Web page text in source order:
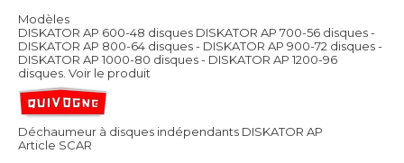
Modèles
DISKATOR AP 600-48 disques DISKATOR AP 700-56 disques -
DISKATOR AP 800-64 disques - DISKATOR AP 900-72 disques -
DISKATOR AP 1000-80 disques - DISKATOR AP 1200-96
disques. Voir le produit
Déchaumeur à disques indépendants DISKATOR AP
Article SCAR